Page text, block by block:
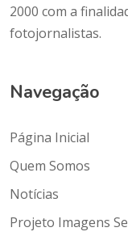
2000 com a
fotojornalistas.
Navegação
Página Inicial
Quem Somos
Notícias
Projeto Imagens